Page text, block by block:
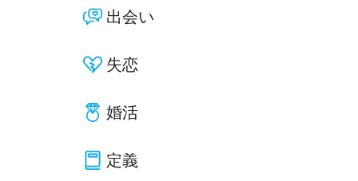
出会い
失恋
婚活
定義